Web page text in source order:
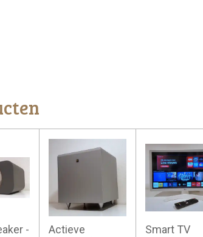
-
Actieve
Smart TV